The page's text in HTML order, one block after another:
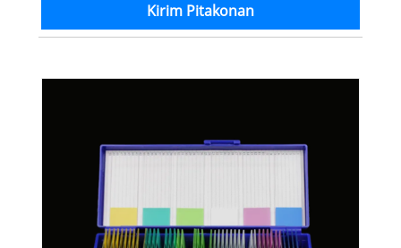
Kirim Pitakonan